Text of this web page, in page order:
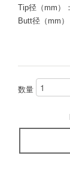
Tip径（mm）
Butt径（mm
数量